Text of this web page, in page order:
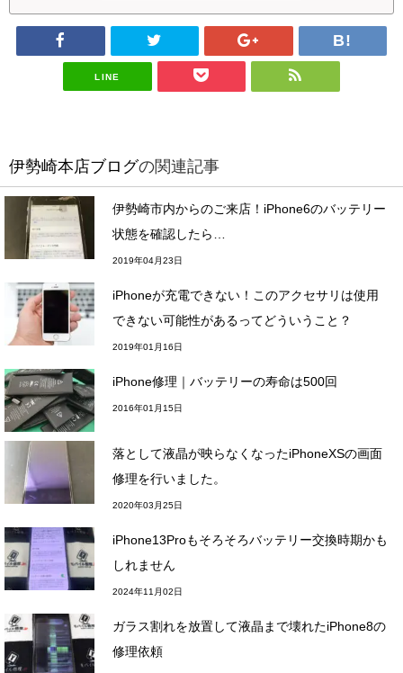
LINE
伊勢崎本店ブログの関連記事
伊勢崎市内からのご来店！iPhone6のバッテリー
状態を確認したら…
2019年04月23日
iPhoneが充電できない！このアクセサリは使用
できない可能性があるってどういうこと？
2019年01月16日
iPhone修理｜バッテリーの寿命は500回
2016年01月15日
落として液晶が映らなくなったiPhoneXSの画面
修理を行いました。
2020年03月25日
iPhone13Proもそろそろバッテリー交換時期かも
しれません
2024年11月02日
ガラス割れを放置して液晶まで壊れたiPhone8の
修理依頼